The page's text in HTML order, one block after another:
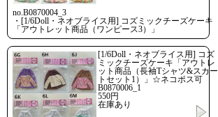
no.B0870004_3
・[1/6Doll・ネオブライス用] コズミックチーズケーキ
「アウトレット商品（ワンピース3）」
[1/6Doll・ネオブライス用] コズ
ミックチーズケーキ「アウトレ
ット商品（長袖Tシャツ&スカー
トセット1）」☆ネコポス可
B0870006_1
550円
在庫あり